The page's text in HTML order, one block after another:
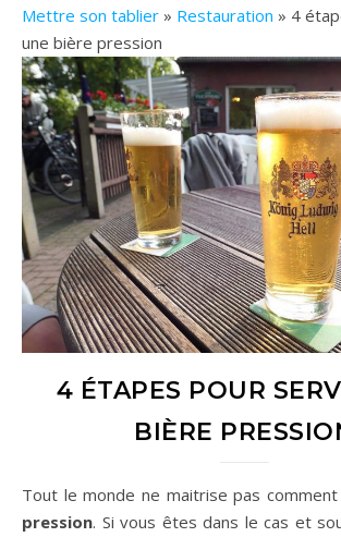
Mettre son tablier » Restauration » 4
une bière pression
4 ÉTAPES POUR
BIÈRE
Tout le monde ne maitrise pas
pression. Si vous êtes dans le cas et